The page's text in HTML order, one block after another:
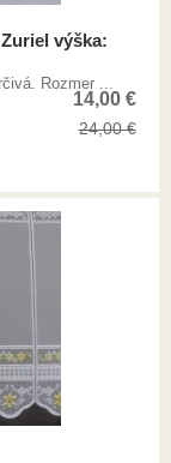
výška:
Rozmer ...
14,00 €
24,00€